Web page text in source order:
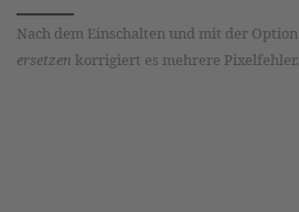
Nach dem Einschalten und mit der Option
ersetzen korrigiert es mehrere Pixelfehler.